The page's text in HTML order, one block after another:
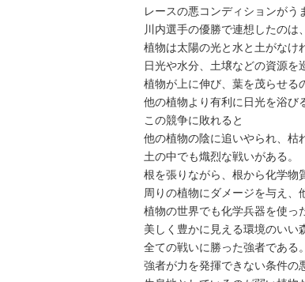
レースの悪コンディションがう
川内選手の優勝で連想したのは
植物は太陽の光と水と土がなけ
日光や水分、土壌などの資源を
植物が上に伸び、葉を茂らせる
他の植物より有利に日光を浴び
この競争に敗れると
他の植物の陰に追いやられ、枯
土の中でも熾烈な戦いがある。
根を張りながら、根から化学物
周りの植物にダメージを与え、
植物の世界でも化学兵器を使っ
美しく豊かに見える環境のいい
全ての戦いに勝った強者である。
強者が力を発揮できない条件の